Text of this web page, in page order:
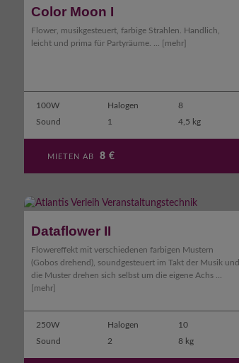
Color Moon I
Flower, musikgesteuert, farbige Strahlen. Handlich,
leicht und prima für Partyräume. ...
[mehr]
100W Halogen
8
Sound
1 4,5 kg
MIETEN AB8 €
Dataflower II
Flowereffekt mit verschiedenen farbigen Mustern
(Gobos drehend), soundgesteuert im Takt der Musik und
die Muster drehen sich selbst um die eigene Achs ...
[mehr]
250W Halogen
10
Sound
2 8 kg